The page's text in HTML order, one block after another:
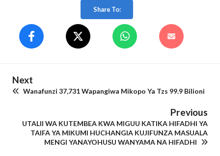
Share To:
Next
Wanafunzi 37,731 Wapangiwa Mikopo Ya Tzs 99.9 Bilioni
Previous
UTALII WA KUTEMBEA KWA MIGUU KATIKA HIFADHI YA
TAIFA YA MIKUMI HUCHANGIA KUJIFUNZA MASUALA
MENGI YANAYOHUSU WANYAMA NA HIFADHI